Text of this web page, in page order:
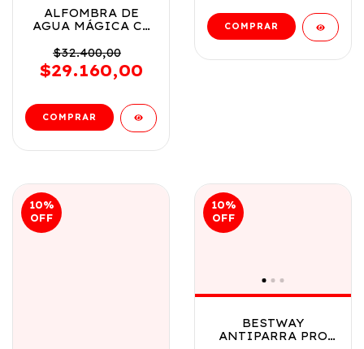
ALFOMBRA DE
AGUA MÁGICA C/
ANIMALES
MARINOS COD
8929
$32.400,00
$29.160,00
10%
OFF
10%
OFF
BESTWAY
ANTIPARRA PRO